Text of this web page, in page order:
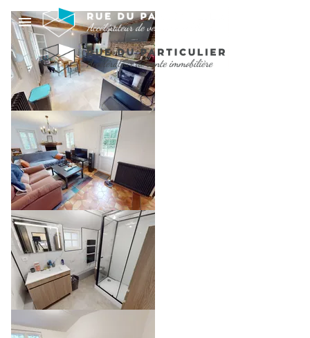
MAISON
INDIVIDUELLE AVEC
DEPENDANCES -
LISIEUX
170 000 €